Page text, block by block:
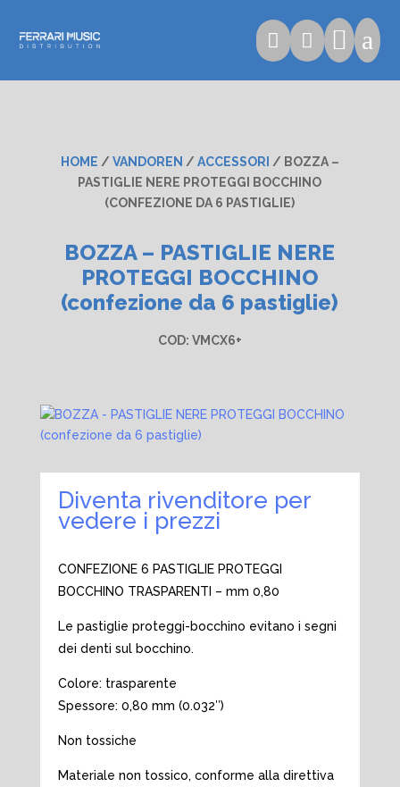
   a
HOME / VANDOREN / ACCESSORI / BOZZA –
PASTIGLIE NERE PROTEGGI BOCCHINO
(CONFEZIONE DA 6 PASTIGLIE)
BOZZA – PASTIGLIE NERE
PROTEGGI BOCCHINO
(confezione da 6 pastiglie)
COD: VMCX6+
Diventa rivenditore per
vedere i prezzi
CONFEZIONE 6 PASTIGLIE PROTEGGI
BOCCHINO TRASPARENTI – mm 0,80
Le pastiglie proteggi-bocchino evitano i segni
dei denti sul bocchino.
Colore: trasparente
Spessore: 0,80 mm (0.032″)
Non tossiche
Materiale non tossico, conforme alla direttiva